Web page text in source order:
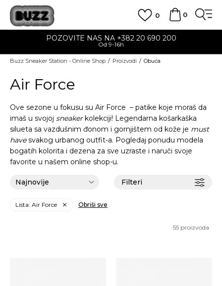
0
0
POZOVITE NAS NA +382 20 690 200
Od 9-16h
Buzz Sneaker Station - Online Shop Proizvodi Obuća
Air Force
Ove sezone u fokusu su Air Force – patike koje moraš da
imaš u svojoj sneakerkolekciji! Legendarna košarkaška
silueta sa vazdušnim đonom i gornjištem od kože je must
havesvakog urbanog outfit-a. Pogledaj ponudu modela
bogatih kolorita i dezena za sve uzraste i naruči svoje
favorite u našem online shop-u.
Filteri
Lista: Air Force Obriši sve
55 proizvoda